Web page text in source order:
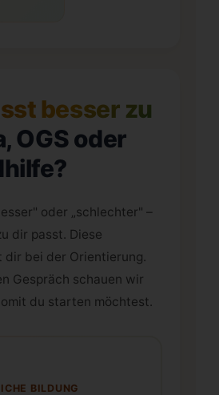
besser zu
OGS oder
oder „schlechter" –
dir passt. Diese
dir bei der Orientierung.
Gespräch schauen wir
du starten möchtest.
BILDUNG